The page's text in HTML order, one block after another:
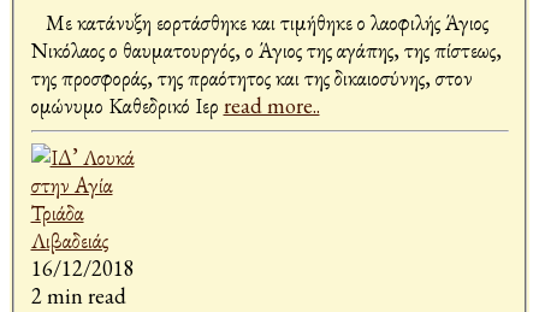
Με κατάνυξη εορτάσθηκε και τιμήθηκε ο λαοφιλής Άγιος
Νικόλαος ο θαυματουργός, ο Άγιος της αγάπης, της πίστεως,
της προσφοράς, της πραότητος και της δικαιοσύνης, στον
ομώνυμο Καθεδρικό Ιερ read more..
16/12/2018
2 min read